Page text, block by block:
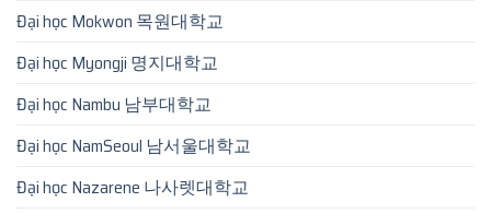
Đại học Mokwon 목원대학교
Đại học Myongji 명지대학교
Đại học Nambu 남부대학교
Đại học NamSeoul 남서울대학교
Đại học Nazarene 나사렛대학교